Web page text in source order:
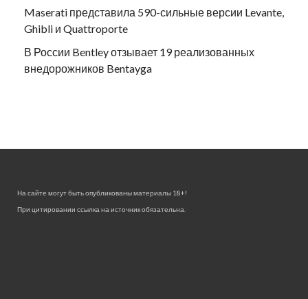
Maserati представила 590-сильные версии Levante,
Ghibli и Quattroporte
В России Bentley отзывает 19 реализованных
внедорожников Bentayga
На сайте могут быть опубликованы материалы 18+!
При цитировании ссылка на источник обязательна.